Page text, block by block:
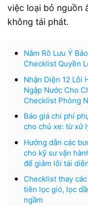
việc loại bỏ nguồn
không tái phát.
Nắm Rõ Lưu Ý
Checklist Quyền
Nhận Diện 12 Lỗi
Ngập Nước Cho
Checklist Phòng
Báo giá chi phí
cho chủ xe: từ xử
Hướng dẫn các
cho kỹ sư vận
để giảm lỗi tái
Checklist thay
tiên lọc gió, lọc
ngầm